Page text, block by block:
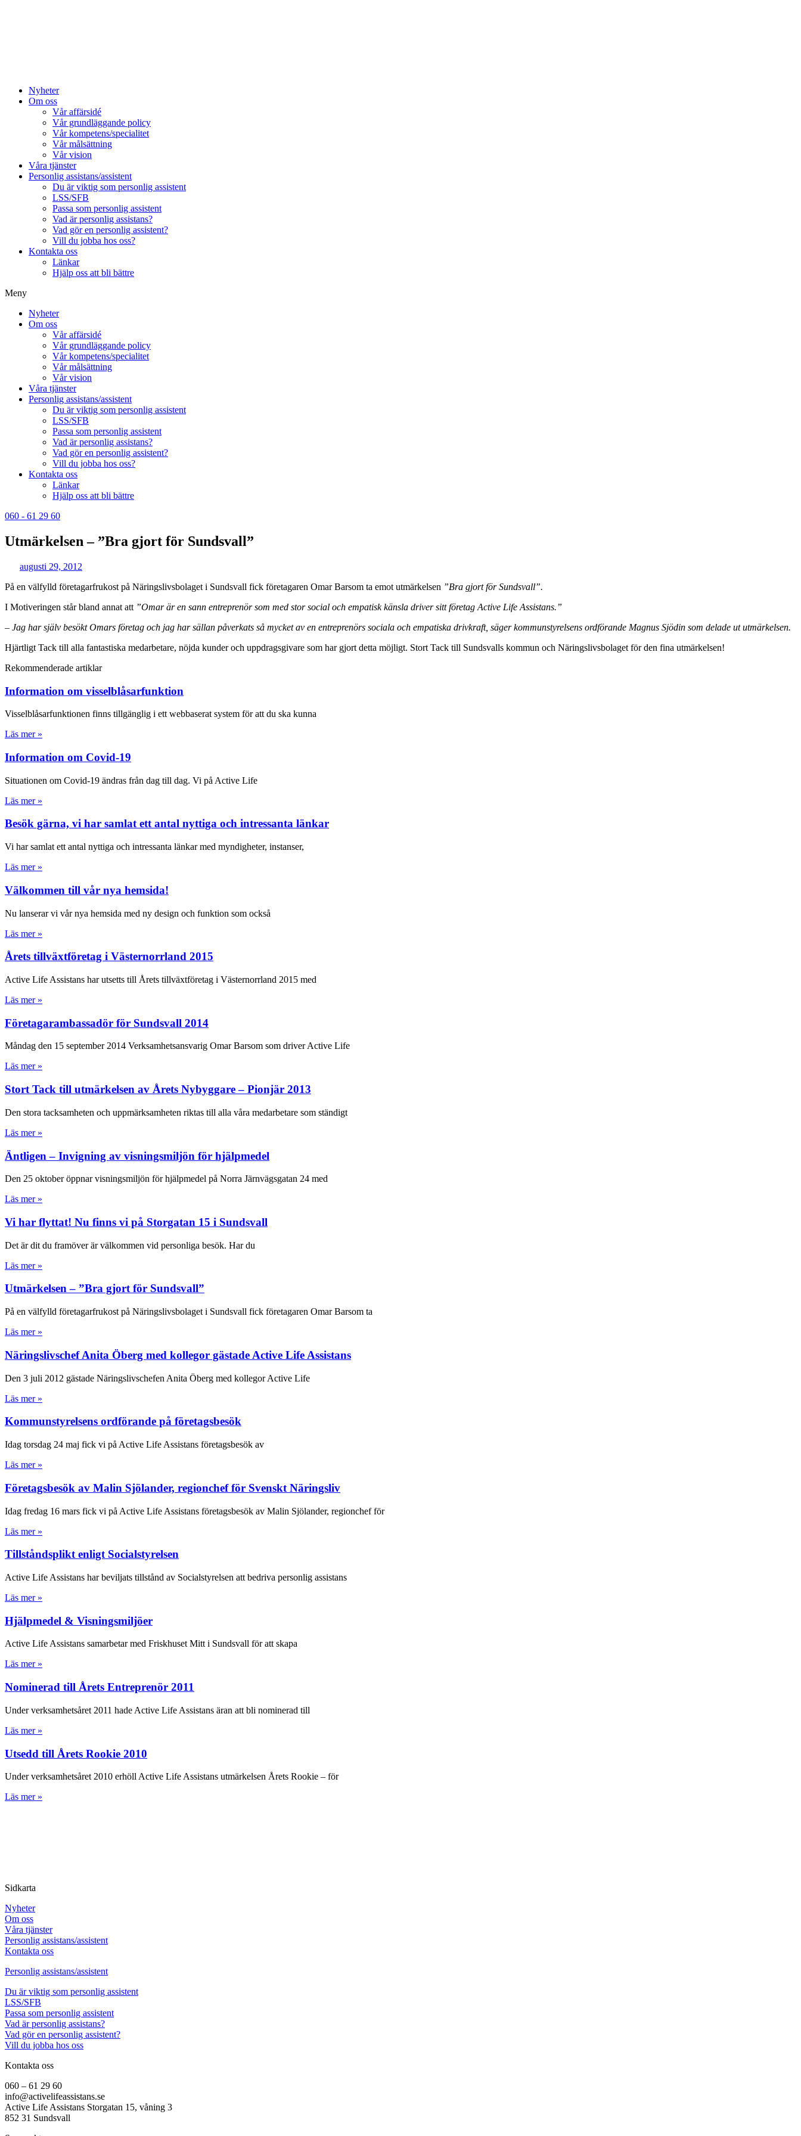
Nyheter
Om oss
Vår affärsidé
Vår grundläggande policy
Vår kompetens/specialitet
Vår målsättning
Vår vision
Våra tjänster
Personlig assistans/assistent
Du är viktig som personlig assistent
LSS/SFB
Passa som personlig assistent
Vad är personlig assistans?
Vad gör en personlig assistent?
Vill du jobba hos oss?
Kontakta oss
Länkar
Hjälp oss att bli bättre
Meny
Nyheter
Om oss
Vår affärsidé
Vår grundläggande policy
Vår kompetens/specialitet
Vår målsättning
Vår vision
Våra tjänster
Personlig assistans/assistent
Du är viktig som personlig assistent
LSS/SFB
Passa som personlig assistent
Vad är personlig assistans?
Vad gör en personlig assistent?
Vill du jobba hos oss?
Kontakta oss
Länkar
Hjälp oss att bli bättre
060 - 61 29 60
Utmärkelsen – ”Bra gjort för Sundsvall”
augusti 29, 2012
På en välfylld företagarfrukost på Näringslivsbolaget i Sundsvall fick företagaren Omar Barsom ta emot utmärkelsen ”Bra gjort för Sundsvall”.
I Motiveringen står bland annat att ”Omar är en sann entreprenör som med stor social och empatisk känsla driver sitt företag Active Life Assistans.”
– Jag har själv besökt Omars företag och jag har sällan påverkats så mycket av en entreprenörs sociala och empatiska drivkraft, säger kommunstyrelsens ordförande Magnus Sjödin som delade ut utmärkelsen.
Hjärtligt Tack till alla fantastiska medarbetare, nöjda kunder och uppdragsgivare som har gjort detta möjligt. Stort Tack till Sundsvalls kommun och Näringslivsbolaget för den fina utmärkelsen!
Rekommenderade artiklar
Information om visselblåsarfunktion
Visselblåsarfunktionen finns tillgänglig i ett webbaserat system för att du ska kunna
Läs mer »
Information om Covid-19
Situationen om Covid-19 ändras från dag till dag. Vi på Active Life
Läs mer »
Besök gärna, vi har samlat ett antal nyttiga och intressanta länkar
Vi har samlat ett antal nyttiga och intressanta länkar med myndigheter, instanser,
Läs mer »
Välkommen till vår nya hemsida!
Nu lanserar vi vår nya hemsida med ny design och funktion som också
Läs mer »
Årets tillväxtföretag i Västernorrland 2015
Active Life Assistans har utsetts till Årets tillväxtföretag i Västernorrland 2015 med
Läs mer »
Företagarambassadör för Sundsvall 2014
Måndag den 15 september 2014 Verksamhetsansvarig Omar Barsom som driver Active Life
Läs mer »
Stort Tack till utmärkelsen av Årets Nybyggare – Pionjär 2013
Den stora tacksamheten och uppmärksamheten riktas till alla våra medarbetare som ständigt
Läs mer »
Äntligen – Invigning av visningsmiljön för hjälpmedel
Den 25 oktober öppnar visningsmiljön för hjälpmedel på Norra Järnvägsgatan 24 med
Läs mer »
Vi har flyttat! Nu finns vi på Storgatan 15 i Sundsvall
Det är dit du framöver är välkommen vid personliga besök. Har du
Läs mer »
Utmärkelsen – ”Bra gjort för Sundsvall”
På en välfylld företagarfrukost på Näringslivsbolaget i Sundsvall fick företagaren Omar Barsom ta
Läs mer »
Näringslivschef Anita Öberg med kollegor gästade Active Life Assistans
Den 3 juli 2012 gästade Näringslivschefen Anita Öberg med kollegor Active Life
Läs mer »
Kommunstyrelsens ordförande på företagsbesök
Idag torsdag 24 maj fick vi på Active Life Assistans företagsbesök av
Läs mer »
Företagsbesök av Malin Sjölander, regionchef för Svenskt Näringsliv
Idag fredag 16 mars fick vi på Active Life Assistans företagsbesök av Malin Sjölander, regionchef för
Läs mer »
Tillståndsplikt enligt Socialstyrelsen
Active Life Assistans har beviljats tillstånd av Socialstyrelsen att bedriva personlig assistans
Läs mer »
Hjälpmedel & Visningsmiljöer
Active Life Assistans samarbetar med Friskhuset Mitt i Sundsvall för att skapa
Läs mer »
Nominerad till Årets Entreprenör 2011
Under verksamhetsåret 2011 hade Active Life Assistans äran att bli nominerad till
Läs mer »
Utsedd till Årets Rookie 2010
Under verksamhetsåret 2010 erhöll Active Life Assistans utmärkelsen Årets Rookie – för
Läs mer »
Sidkarta
Nyheter
Om oss
Våra tjänster
Personlig assistans/assistent
Kontakta oss
Personlig assistans/assistent
Du är viktig som personlig assistent
LSS/SFB
Passa som personlig assistent
Vad är personlig assistans?
Vad gör en personlig assistent?
Vill du jobba hos oss
Kontakta oss
060 – 61 29 60
info@activelifeassistans.se
Active Life Assistans Storgatan 15, våning 3
852 31 Sundsvall